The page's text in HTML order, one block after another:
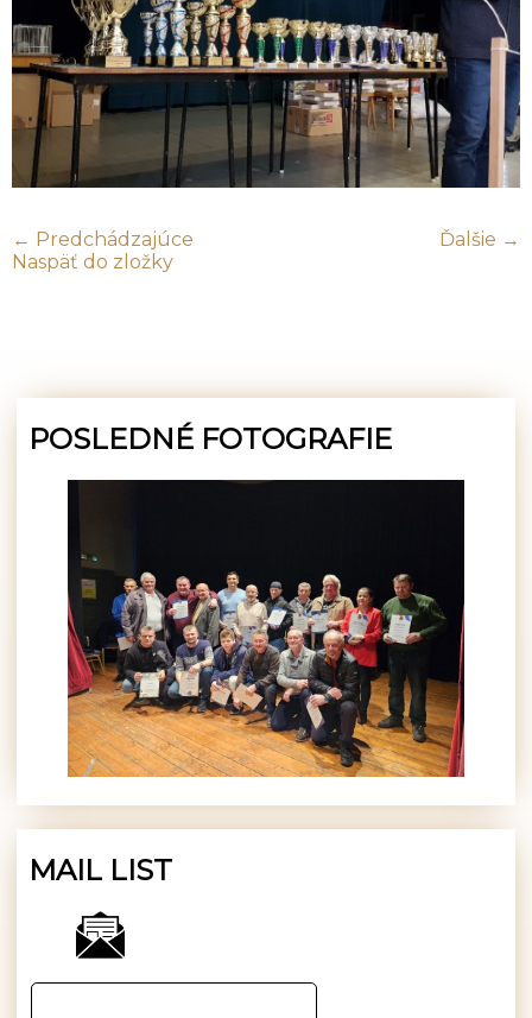
← Predchádzajúce
Ďalšie →
Naspäť do zložky
POSLEDNÉ FOTOGRAFIE
MAIL LIST